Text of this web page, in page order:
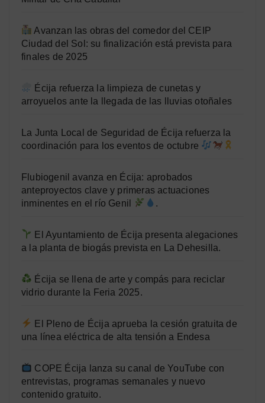
Avanzan las obras del comedor del CEIP
Ciudad del Sol: su finalización está prevista para
finales de 2025
Écija refuerza la limpieza de cunetas y
arroyuelos ante la llegada de las lluvias otoñales
La Junta Local de Seguridad de Écija refuerza la
coordinación para los eventos de octubre
Flubiogenil avanza en Écija: aprobados
anteproyectos clave y primeras actuaciones
inminentes en el río Genil
.
El Ayuntamiento de Écija presenta alegaciones
a la planta de biogás prevista en La Dehesilla.
Écija se llena de arte y compás para reciclar
vidrio durante la Feria 2025.
El Pleno de Écija aprueba la cesión gratuita de
una línea eléctrica de alta tensión a Endesa
COPE Écija lanza su canal de YouTube con
entrevistas, programas semanales y nuevo
contenido gratuito.